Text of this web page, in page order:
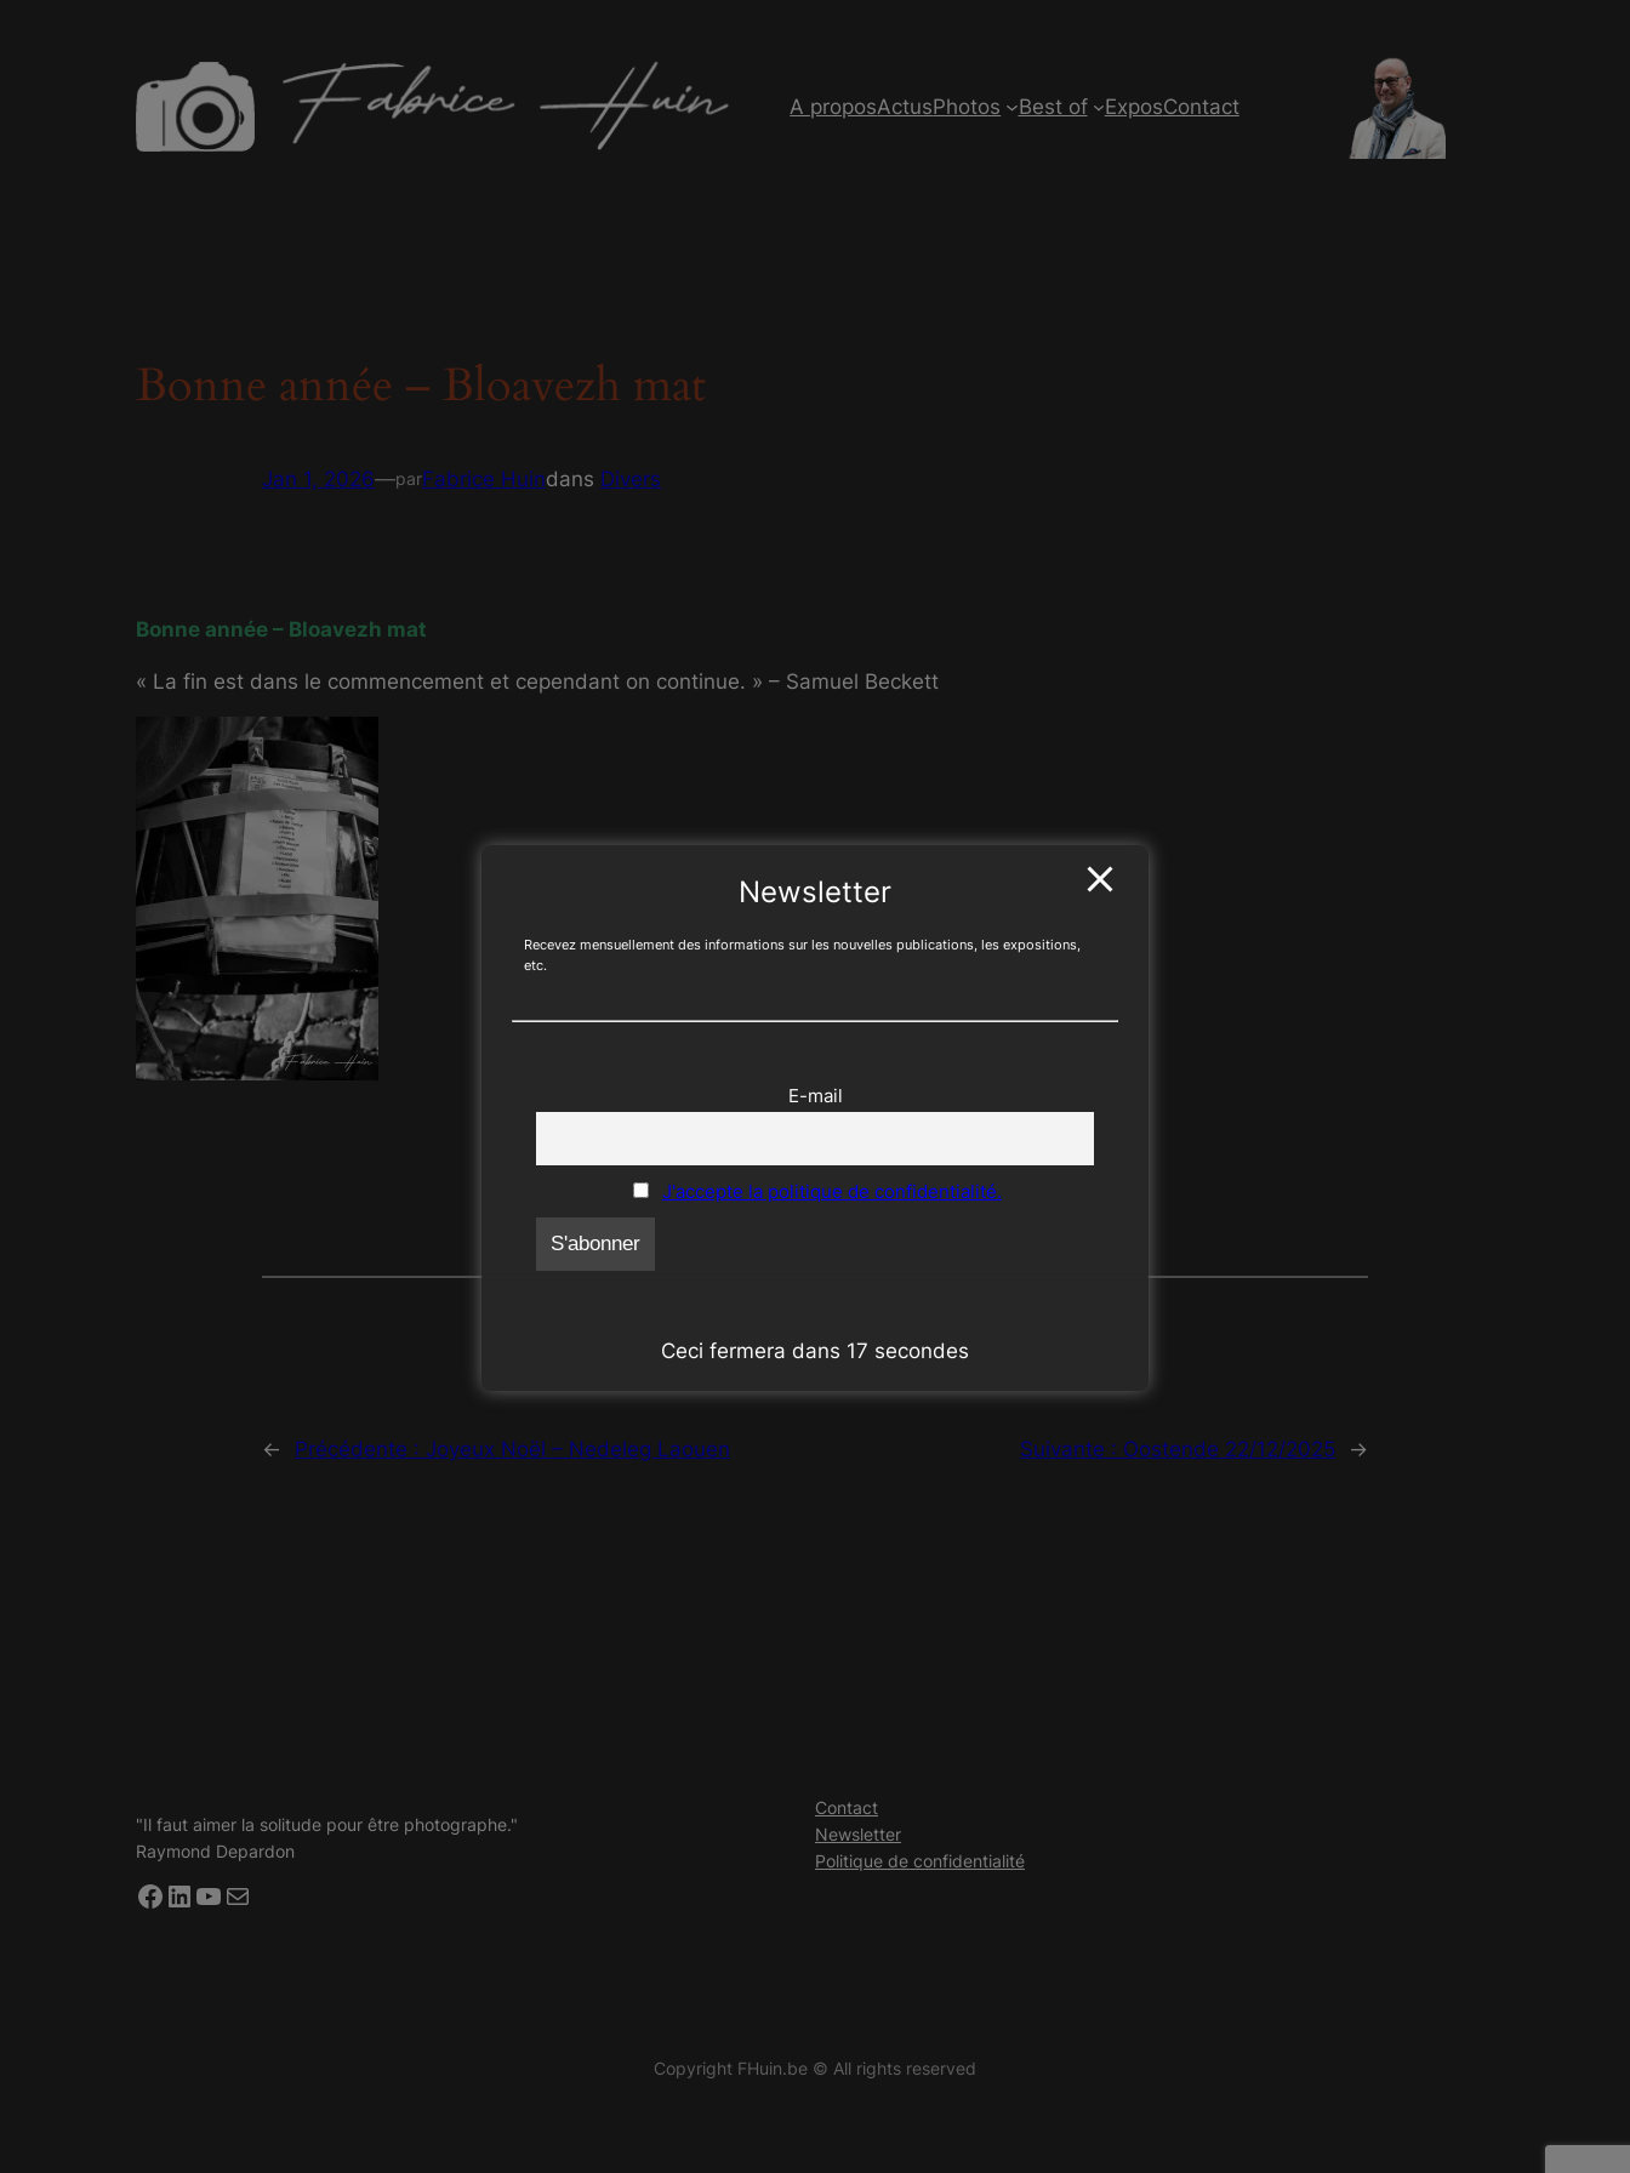
A proposActusPhotos Best of ExposContact
Bonne année – Bloavezh mat
Jan 1, 2026—parFabrice Huindans Divers
Bonne année – Bloavezh mat
« La fin est dans le commencement et cependant on continue. » – Samuel Beckett
← Précédente : Joyeux Noël – Nedeleg Laouen Suivante : Oostende 22/12/2025 →
"Il faut aimer la solitude pour être photographe."
Raymond Depardon
Facebook LinkedIn YouTube E-mail
Contact
Newsletter
Politique de confidentialité
Copyright FHuin.be © All rights reserved
Newsletter
Recevez mensuellement des informations sur les nouvelles publications, les expositions,
etc.
E-mail
J'accepte la politique de confidentialité.
Ceci fermera dans 16 secondes